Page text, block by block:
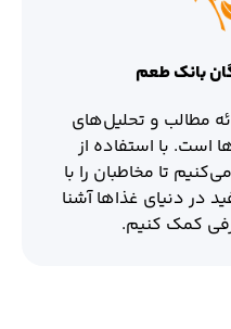
بانک طعم
مطالب و تحلیل‌های
است. با استفاده از
تا مخاطبان را با
در دنیای غذاها آشنا
کمک کنیم.